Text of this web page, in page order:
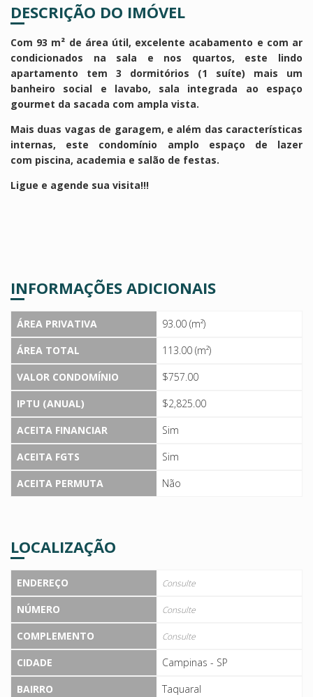
DESCRIÇÃO DO IMÓVEL
Com 93 m² de área útil, excelente acabamento e com ar
condicionados na sala e nos quartos, este lindo
apartamento tem 3 dormitórios (1 suíte) mais um
banheiro social e lavabo, sala integrada ao espaço
gourmet da sacada com ampla vista.
Mais duas vagas de garagem, e além das características
internas, este condomínio amplo espaço de lazer
com piscina, academia e salão de festas.
Ligue e agende sua visita!!!
INFORMAÇÕES ADICIONAIS
ÁREA PRIVATIVA
93.00 (m²)
ÁREA TOTAL
113.00 (m²)
VALOR CONDOMÍNIO
$757.00
IPTU (ANUAL)
$2,825.00
ACEITA FINANCIAR
Sim
ACEITA FGTS
Sim
ACEITA PERMUTA
Não
LOCALIZAÇÃO
ENDEREÇO Consulte
NÚMERO Consulte
COMPLEMENTO Consulte
CIDADE
Campinas - SP
BAIRRO
Taquaral